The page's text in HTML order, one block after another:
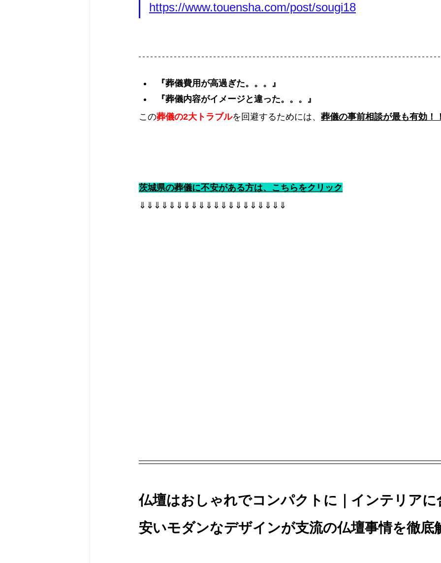
https://www.touensha.com/post/sougi18
『葬儀費用が高過ぎた。。。』
『葬儀内容がイメージと違った。。。』
この葬儀の2大トラブルを回避するためには、 葬儀の事前相談が最も有効！
茨城県の葬儀に不安がある方は、こちらをクリック
⇓⇓⇓⇓⇓⇓⇓⇓⇓⇓⇓⇓⇓⇓⇓⇓⇓⇓⇓⇓
仏壇はおしゃれでコンパクトに｜インテリアに
安いモダンなデザインが支流の仏壇事情を徹底